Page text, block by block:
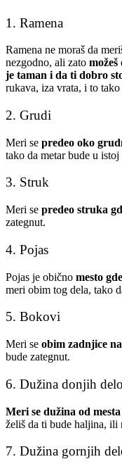
1. Ramena
Ramena ne moraš da
nezgodno, ali zato
je taman i da ti dobro
rukava, iza vrata, i to
2. Grudi
Meri se predeo oko
tako da metar bude u
3. Struk
Meri se predeo struka
zategnut.
4. Pojas
Pojas je obično mesto
meri obim tog dela, tako
5. Bokovi
Meri se obim zadnjice
bude zategnut.
6. Dužina donjih
Meri se dužina od
želiš da ti bude haljina, ili
7. Dužina gornjih